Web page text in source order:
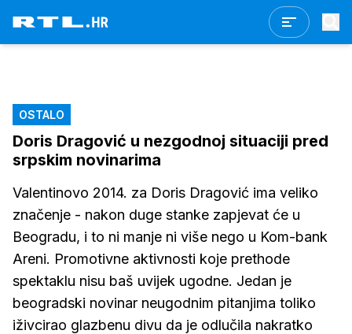
OSTALO
Doris Dragović u nezgodnoj situaciji pred
srpskim novinarima
Valentinovo 2014. za Doris Dragović ima veliko
značenje - nakon duge stanke zapjevat će u
Beogradu, i to ni manje ni više nego u Kom-bank
Areni. Promotivne aktivnosti koje prethode
spektaklu nisu baš uvijek ugodne. Jedan je
beogradski novinar neugodnim pitanjima toliko
iživcirao glazbenu divu da je odlučila nakratko